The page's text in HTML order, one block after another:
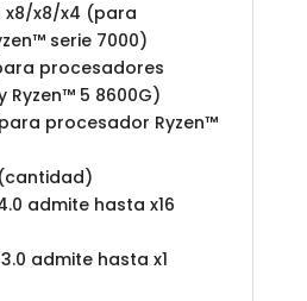
x8/x8/x4 (para
serie 7000)
procesadores
Ryzen™ 5 8600G)
procesador Ryzen™
(cantidad)
admite hasta x16
admite hasta x1